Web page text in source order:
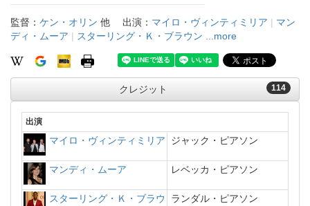
監督： ケン・オリン 他 出演： マイロ・ヴィンティミリア | マン
ディ・ムーア | スターリング・Ｋ・ブラウン ...more
114
クレジット
出演
マイロ・ヴィンティミリア ジャック・ピアソン
マンディ・ムーア レベッカ・ピアソン
スターリング・Ｋ・ブラウ
ランダル・ピアソン